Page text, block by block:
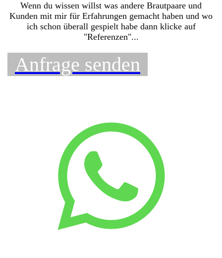
Wenn du wissen willst was andere Brautpaare und
Kunden mit mir für Erfahrungen gemacht haben und wo
ich schon überall gespielt habe dann klicke auf
"Referenzen"...
Anfrage senden